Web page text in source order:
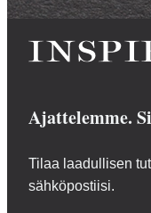
Ajattelemme.
Tilaa laadullisen
sähköpostiisi.